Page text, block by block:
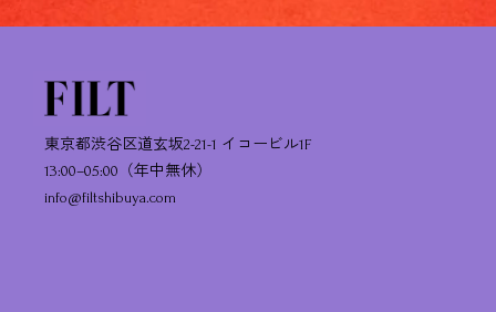
東京都渋谷区道玄坂2-21-1 イコービル1F
13:00–05:00（年中無休）
info@filtshibuya.com